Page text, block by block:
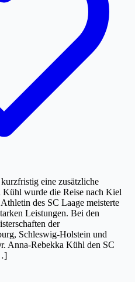
eine zusätzliche
wurde die Reise nach Kiel
des SC Laage meisterte
Leistungen. Bei den
der
Schleswig-Holstein und
Anna-Rebekka Kühl den SC